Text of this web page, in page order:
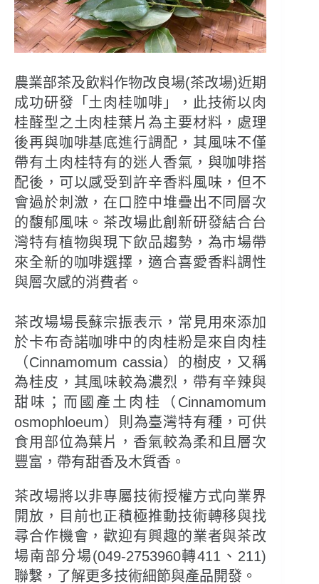
農業部茶及飲料作物改良場(茶改場)近期
成功研發「土肉桂咖啡」，此技術以肉
桂醛型之土肉桂葉片為主要材料，處理
後再與咖啡基底進行調配，其風味不僅
帶有土肉桂特有的迷人香氣，與咖啡搭
配後，可以感受到許辛香料風味，但不
會過於刺激，在口腔中堆疊出不同層次
的馥郁風味。茶改場此創新研發結合台
灣特有植物與現下飲品趨勢，為市場帶
來全新的咖啡選擇，適合喜愛香料調性
與層次感的消費者。
茶改場場長蘇宗振表示，常見用來添加
於卡布奇諾咖啡中的肉桂粉是來自肉桂
（Cinnamomum cassia）的樹皮，又稱
為桂皮，其風味較為濃烈，帶有辛辣與
甜味；而國產土肉桂（Cinnamomum
osmophloeum）則為臺灣特有種，可供
食用部位為葉片，香氣較為柔和且層次
豐富，帶有甜香及木質香。
茶改場將以非專屬技術授權方式向業界
開放，目前也正積極推動技術轉移與找
尋合作機會，歡迎有興趣的業者與茶改
場南部分場(049-2753960轉411、211)
聯繫，了解更多技術細節與產品開發。